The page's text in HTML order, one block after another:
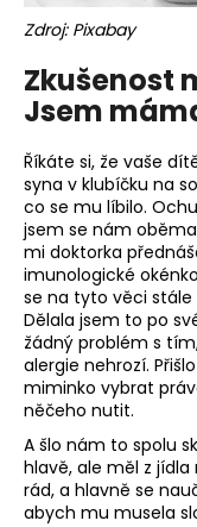
Zdroj: Pixabay
Zkušenost
Jsem
Říkáte si, že vaše
syna v klubíčku na
co se mu líbilo.
jsem se nám
mi doktorka
imunologické
se na tyto věci stále
Dělala jsem to po
žádný problém s
alergie nehrozí.
miminko vybrat
něčeho nutit.
A šlo nám to spolu
hlavě, ale měl z
rád, a hlavně se
abych mu musela